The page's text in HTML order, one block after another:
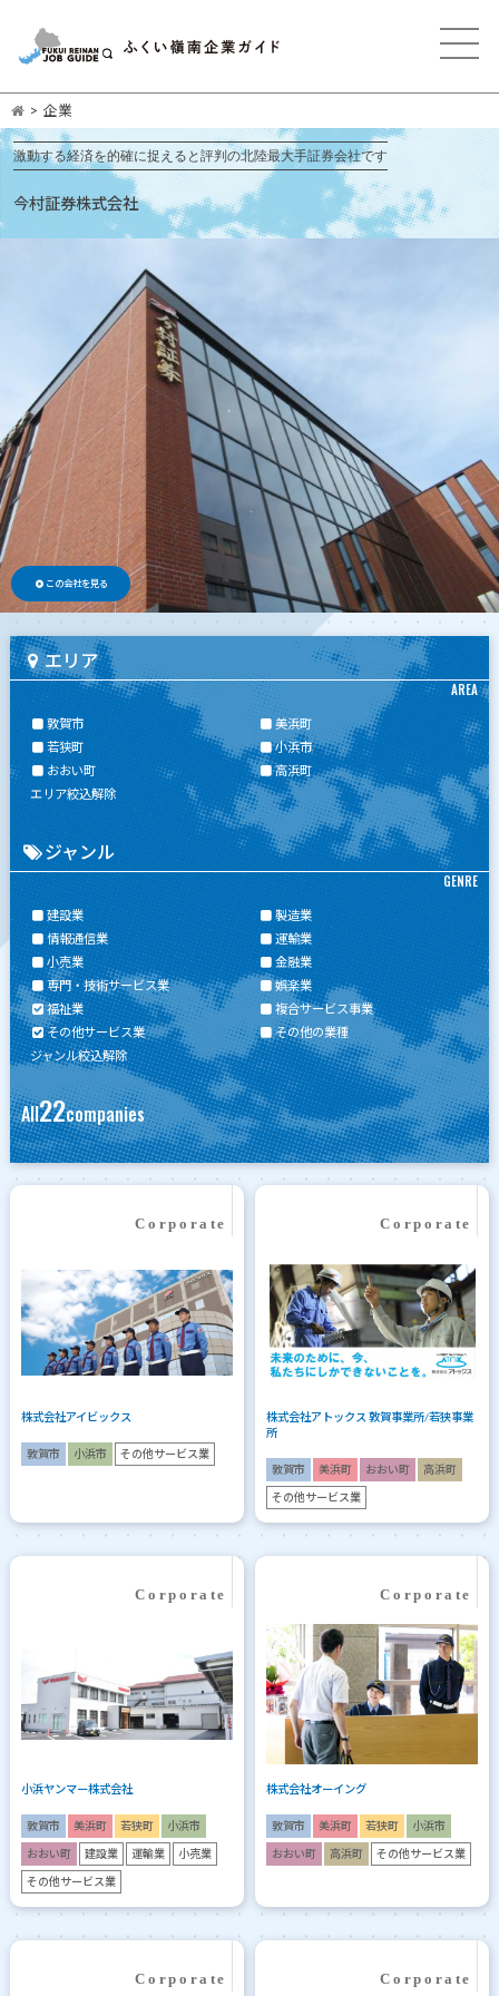
> 企業
激動する経済を的確に捉えると評判の北陸最⼤⼿証券会社です
今村証券株式会社
この会社を見る
エリア
AREA
敦賀市
美浜町
若狭町
小浜市
おおい町
高浜町
エリア絞込解除
ジャンル
GENRE
建設業
製造業
情報通信業
運輸業
小売業
金融業
専門・技術サービス業
娯楽業
福祉業
複合サービス事業
その他サービス業
その他の業種
ジャンル絞込解除
All22companies
株式会社アイビックス
敦賀市 小浜市 その他サービス業
株式会社アトックス 敦賀事業所/若狭事業
所
敦賀市 美浜町 おおい町 高浜町
その他サービス業
小浜ヤンマー株式会社
敦賀市 美浜町 若狭町 小浜市
おおい町 建設業 運輸業 小売業
その他サービス業
株式会社オーイング
敦賀市 美浜町 若狭町 小浜市
おおい町 高浜町 その他サービス業